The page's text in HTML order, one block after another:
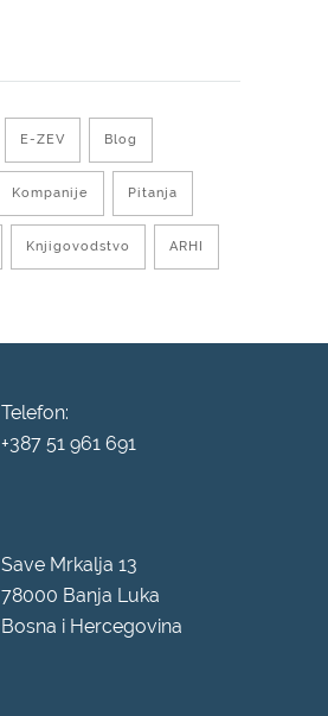
E-ZEV Blog
Kompanije Pitanja
Knjigovodstvo ARHI
Telefon:
+387 51 961 691
Save Mrkalja 13
78000 Banja Luka
Bosna i Hercegovina